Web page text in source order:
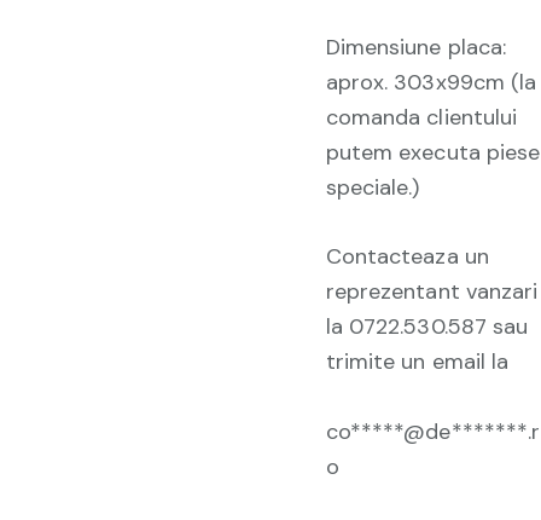
Dimensiune placa:
aprox. 303x99cm (la
comanda clientului
putem executa piese
speciale.)
Contacteaza un
reprezentant vanzari
la 0722.530.587 sau
trimite un email la
co*****@de*******.r
o